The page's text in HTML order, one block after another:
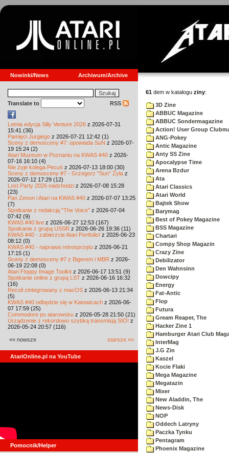
Nowinki/News Archiwum/Archive
Translate to RSS
Letnia edycja Silly Venture 2026 z 2026-07-31
15:41 (36)
Pamięci Jurgiego z 2026-07-21 12:42 (1)
Sceny z demosceny #7: opowiada SuN z 2026-07-
19 15:24 (2)
Atari Muzeum w Poznaniu na KWAS #40 z 2026-
07-16 16:10 (4)
Nie żyje kolega Pecuś z 2026-07-13 18:00 (30)
Sceny z demosceny #7 - Grzegorz "Sun" Żyła z
2026-07-12 17:29 (12)
Lost Party 2026 nadchodzi z 2026-07-08 15:28
(23)
Pan Zenon i Atari na KWAS #40 z 2026-07-07 13:25
(7)
Spotkanie z redakcją "The Voice" z 2026-07-04
07:42 (9)
KWAS #40 live z 2026-06-27 12:53 (167)
Spotkanie z grupą USSR z 2026-06-26 19:36 (11)
KWAS #40 - zabierzcie Atari Portfolio! z 2026-06-23
08:12 (0)
KWAS #40 - naprawa retrosprzętu z 2026-06-21
17:15 (1)
Sceny z demosceny #7 z Bigerem i MBR z 2026-
06-19 22:08 (0)
Atari Floppy Image Toolkit z 2026-06-17 13:51 (9)
Spotkanie online z grupą LST z 2026-06-16 16:32
(16)
Recoil zintegrowany z macOS z 2026-06-13 21:34
(5)
KWAS #40 odbędzie się w Katowicach z 2026-06-
07 17:59 (25)
Commodore po atarowsku z 2026-05-28 21:50 (21)
Urządzenie z rekordowo szybką transmisją SIO! z
2026-05-24 20:57 (116)
«« nowsze starsze »»
AtariOnline.pl na YouTube
Pomocnik/Helper
61 dem w katalogu ziny:
3D Zine
ABBUC Magazine
ABBUC Sondermagazine
Action! User Group
ANG-Pokey
Antic Magazine
Anty SS Zine
Apocalypse Time
Arena Bzdur
Ata
Atari Classics
Atari World
Bajtek Show
Barymag
Best of Pokey Magazine
BSS Magazine
Chartari
Compy Shop Magazin
Crazy Zine
Debilizator
Den Wahnsinn
Dowcipy
Energy
Fat-Antic
Flop
Futura
Gream Reaper, The
Hacker Zine 1
Hamburger Atari Club
InterMag
J.G Zin
Kaszel
Kocie Flaki
Mega Magazine
Megatazin
Mixer
New Aladdin, The
News-Disk
NOP
Oddech Latryny
Paczka Tynku
Pentagram
Phoenix Magazine